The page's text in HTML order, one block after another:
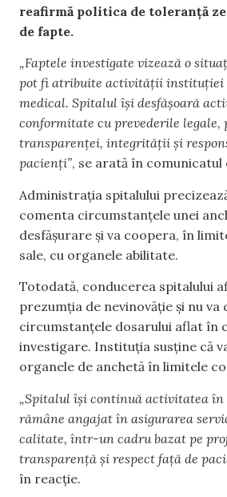
reafirmă politica de toleranță
de fapte.
„Faptele investigate vizează o
pot fi atribuite activității instituției
medical. Spitalul își desfășoară
conformitate cu prevederile
transparenței, integrității și
pacienți”, se arată în comunicatul
Administrația spitalului
comenta circumstanțele unei
desfășurare și va coopera, în
sale, cu organele abilitate.
Totodată, conducerea spitalului
prezumția de nevinovăție și nu va
circumstanțele dosarului aflat în
investigare. Instituția susține că
organele de anchetă în limitele
„Spitalul își continuă activitatea
rămâne angajat în asigurarea
calitate, într-un cadru bazat pe
transparență și respect față de
în reacție.